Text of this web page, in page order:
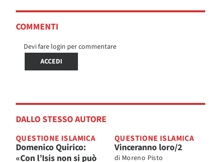
COMMENTI
Devi fare login per commentare
ACCEDI
DALLO STESSO AUTORE
QUESTIONE ISLAMICA
Domenico Quirico:
«Con l’Isis non si può
QUESTIONE ISLAMICA
Vinceranno loro/2
di Moreno Pisto